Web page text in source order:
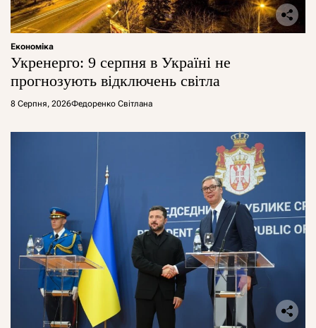
Економіка
Укренерго: 9 серпня в Україні не
прогнозують відключень світла
8 Серпня, 2026Федоренко Світлана